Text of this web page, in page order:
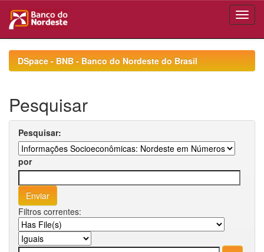
navigationDSpace - BNB - Banco do Nordeste do Brasil
Pesquisar
Pesquisar:
por
Filtros correntes: